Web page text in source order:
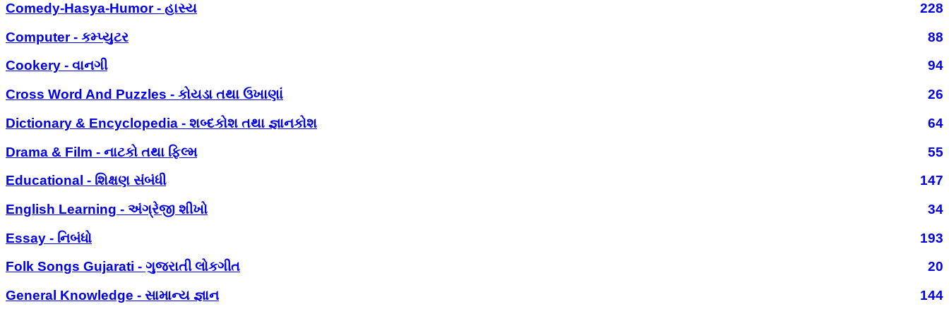
Comedy-Hasya-Humor - હાસ્ય
228
Computer - કમ્પ્યુટર
88
Cookery - વાનગી
94
Cross Word And Puzzles - કોયડા તથા ઉખાણાં
26
Dictionary & Encyclopedia - શબ્દકોશ તથા જ્ઞાનકોશ
64
Drama & Film - નાટકો તથા ફિલ્મ
55
Educational - શિક્ષણ સંબંધી
147
English Learning - અંગ્રેજી શીખો
34
Essay - નિબંધો
193
Folk Songs Gujarati - ગુજરાતી લોકગીત
20
General Knowledge - સામાન્ય જ્ઞાન
144